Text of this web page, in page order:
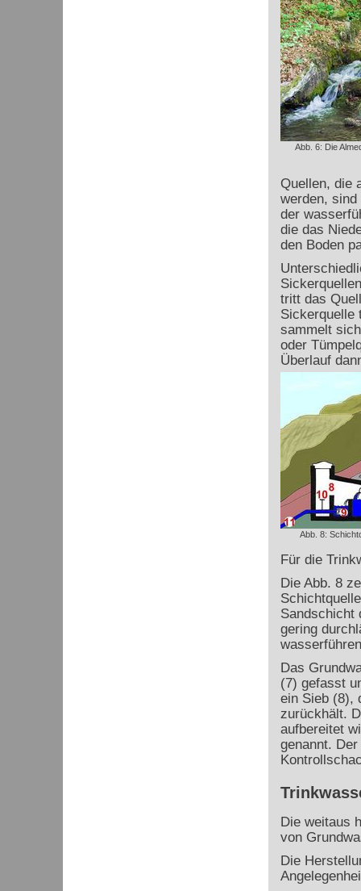
Abb. 6: Die
Quellen, die
werden,
der
die das
den Boden
tritt das
Sickerquelle
sammelt
oder
Überlauf
Abb. 8:
Für die
Die Abb. 8
Sandschicht
gering
Das
(7) gefasst
ein Sieb (8),
zurückhält.
aufbereitet
genannt.
Die weitaus
von
Die